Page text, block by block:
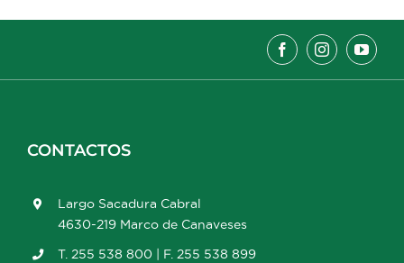
CONTACTOS
Largo Sacadura Cabral
4630-219 Marco de Canaveses
T. 255 538 800 | F. 255 538 899